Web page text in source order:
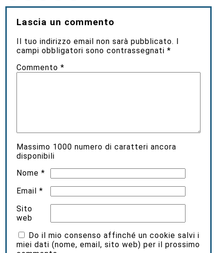
Lascia un commento
Il tuo indirizzo email non sarà pubblicato. I
campi obbligatori sono contrassegnati*
Commento*
Massimo 1000 numero di caratteri ancora
disponibili
Nome*
Email*
Sito
web
Do il mio consenso affinché un cookie salvi i
miei dati (nome, email, sito web) per il prossimo